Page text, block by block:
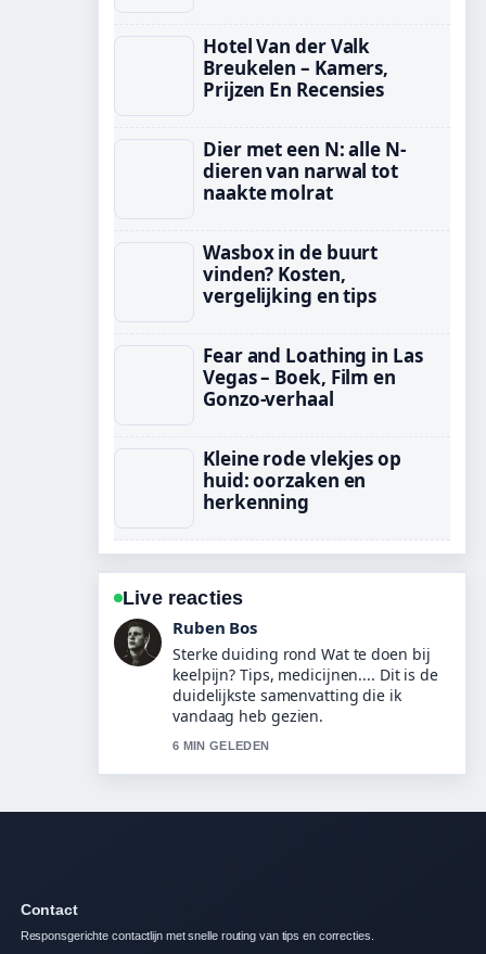
Hotel Van der Valk
Breukelen – Kamers,
Prijzen En Recensies
Dier met een N: alle N-
dieren van narwal tot
naakte molrat
Wasbox in de buurt
vinden? Kosten,
vergelijking en tips
Fear and Loathing in Las
Vegas – Boek, Film en
Gonzo-verhaal
Kleine rode vlekjes op
huid: oorzaken en
herkenning
Live reacties
Sanne Bakker
Volg Noten roosteren: methoden en
tips voor perfect... nauwlettend –
waardeer de rustige en evenwichtige
toon.
8 MIN GELEDEN
Contact
Responsgerichte contactlijn met snelle routing van tips en correcties.